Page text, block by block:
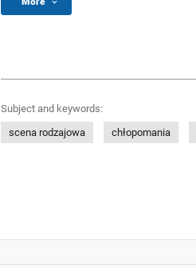
Subject and keywords:
scena rodzajowa
chłopomania